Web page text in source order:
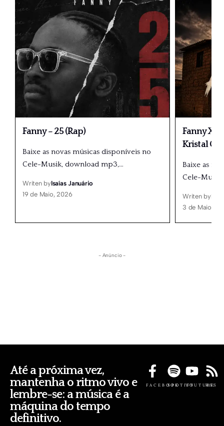
Fanny – 25 (Rap)
Baixe as novas músicas disponíveis no
Cele-Musik, download mp3,…
Writen byIsaías Januário
19 de Maio, 2026
Fanny X
Kristal
Baixe as
Cele-
Writen by
3 de Maio,
- Anúncio -
Até a próxima vez,
mantenha o ritmo vivo e
lembre-se: a música é a
máquina do tempo
definitivo.
FACEBOOKSPOTIFYYOUTUBE
RSS